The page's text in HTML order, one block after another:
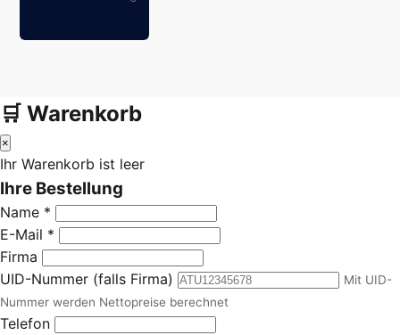
🛒 Warenkorb
×
Ihr Warenkorb ist leer
Ihre Bestellung
Name *
E-Mail *
Firma
UID-Nummer (falls Firma)
Mit UID-
Nummer werden Nettopreise berechnet
Telefon